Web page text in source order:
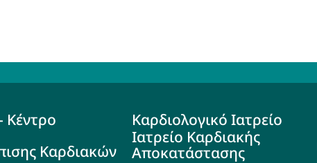
Κέντρο
Καρδιακών
Καρδιολογικό Ιατρείο
Ιατρείο Καρδιακής
Αποκατάστασης